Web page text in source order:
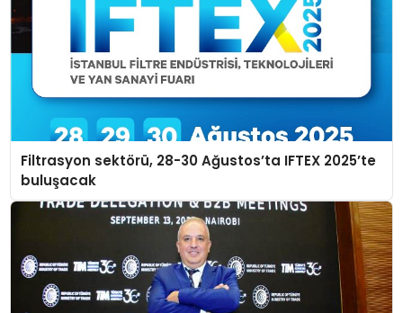
Filtrasyon sektörü, 28-30 Ağustos’ta IFTEX 2025’te
buluşacak